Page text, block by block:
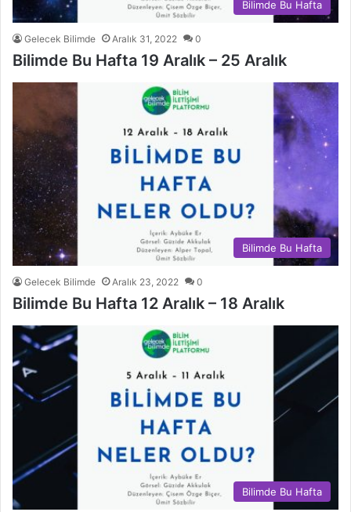
Bilimde Bu Hafta
Gelecek Bilimde Aralık 31, 2022 0
Bilimde Bu Hafta 19 Aralık – 25 Aralık
Bilimde Bu Hafta
Gelecek Bilimde Aralık 23, 2022 0
Bilimde Bu Hafta 12 Aralık – 18 Aralık
Bilimde Bu Hafta